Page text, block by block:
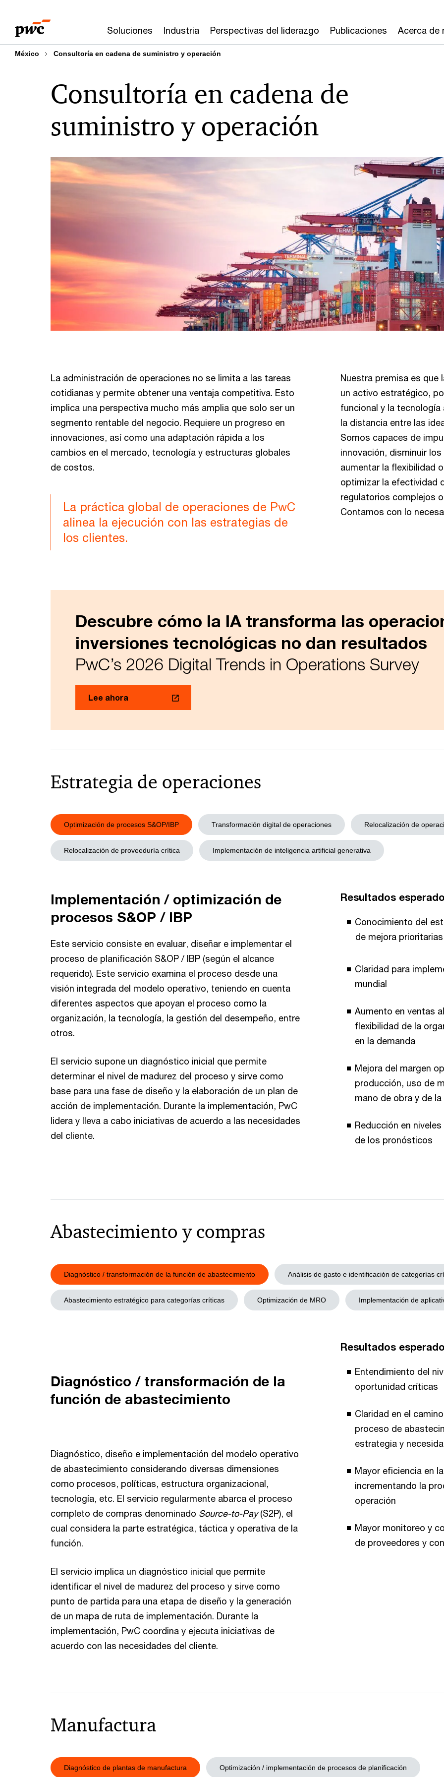
content
footer
Soluciones Industria Perspectivas del liderazgo Publicaciones Acerca de
México Consultoría en cadena de suministro y operación
Consultoría en cadena de
suministro y operación
La administración de operaciones no se limita a las tareas
cotidianas y permite obtener una ventaja competitiva. Esto
implica una perspectiva mucho más amplia que solo ser un
segmento rentable del negocio. Requiere un progreso en
innovaciones, así como una adaptación rápida a los
cambios en el mercado, tecnología y estructuras globales
de costos.
La práctica global de operaciones de PwC
alinea la ejecución con las estrategias de
los clientes.
Nuestra premisa es que
un activo estratégico,
funcional y la
la distancia entre las
Somos capaces de
innovación, disminuir
aumentar la flexibilidad
optimizar la efectividad
regulatorios complejos
Contamos con lo
Descubre cómo la IA transforma las
inversiones tecnológicas no dan resultados
PwC’s 2026 Digital Trends in Operations Survey
Lee ahora
Estrategia de operaciones
Optimización de procesos S&OP/IBP Transformación digital de operaciones Relocalización de
Relocalización de proveeduría crítica Implementación de inteligencia artificial generativa
Implementación / optimización de
procesos S&OP / IBP
Este servicio consiste en evaluar, diseñar e implementar el
proceso de planificación S&OP / IBP (según el alcance
requerido). Este servicio examina el proceso desde una
visión integrada del modelo operativo, teniendo en cuenta
diferentes aspectos que apoyan el proceso como la
organización, la tecnología, la gestión del desempeño, entre
otros.
El servicio supone un diagnóstico inicial que permite
determinar el nivel de madurez del proceso y sirve como
base para una fase de diseño y la elaboración de un plan de
acción de implementación. Durante la implementación, PwC
lidera y lleva a cabo iniciativas de acuerdo a las necesidades
del cliente.
Resultados
Conocimiento del
de mejora prioritarias
Claridad para
mundial
Aumento en ventas
flexibilidad de la
en la demanda
Mejora del margen
producción, uso de
mano de obra y de
Reducción en
de los pronósticos
Abastecimiento y compras
Diagnóstico / transformación de la función de abastecimiento Análisis de gasto e identificación de categorías
Abastecimiento estratégico para categorías críticas Optimización de MRO Implementación de
Diagnóstico / transformación de la
función de abastecimiento
Diagnóstico, diseño e implementación del modelo operativo
de abastecimiento considerando diversas dimensiones
como procesos, políticas, estructura organizacional,
tecnología, etc. El servicio regularmente abarca el proceso
completo de compras denominado Source-to-Pay(S2P), el
cual considera la parte estratégica, táctica y operativa de la
función.
El servicio implica un diagnóstico inicial que permite
identificar el nivel de madurez del proceso y sirve como
punto de partida para una etapa de diseño y la generación
de un mapa de ruta de implementación. Durante la
implementación, PwC coordina y ejecuta iniciativas de
acuerdo con las necesidades del cliente.
Resultados
Entendimiento del
oportunidad críticas
Claridad en el
proceso de
estrategia y
Mayor eficiencia en
incrementando la
operación
Mayor monitoreo y
de proveedores y
Manufactura
Diagnóstico de plantas de manufactura Optimización / implementación de procesos de planificación